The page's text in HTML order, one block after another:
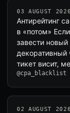
03 AUGUST 2026
Антирейтинг
в «потом»
завести
декоративный
тикет висит,
@cpa_blacklist
02 AUGUST 2026